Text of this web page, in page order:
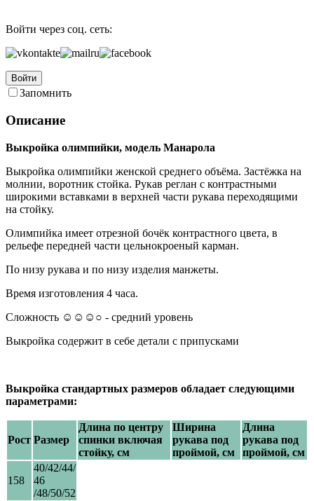
Войти через соц. сеть:
Войти
Запомнить
Описание
Выкройка олимпийки, модель Манарола
Выкройка олимпийки женской среднего объёма. Застёжка на
молнии, воротник стойка. Рукав реглан с контрастными
широкими вставками в верхней части рукава переходящими
на стойку.
Олимпийка имеет отрезной бочёк контрастного цвета, в
рельефе передней части цельнокроеный карман.
По низу рукава и по низу изделия манжеты.
Время изготовления 4 часа.
Сложность ☺☺☺○ - средний уровень
Выкройка содержит в себе детали с припусками
Выкройка стандартных размеров обладает следующими
параметрами:
Рост Размер
Длина по центру
спинки включая
стойку, см
Ширина
рукава под
проймой, см
Длина
рукава под
проймой, см
158
40/42/44/
46
/48/50/52